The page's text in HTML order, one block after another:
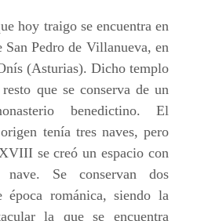
hoy traigo se encuentra en
San Pedro de Villanueva, en
(Asturias). Dicho templo
que se conserva de un
benedictino. El
tenía tres naves, pero
se creó un espacio con
Se conservan dos
época románica, siendo la
la que se encuentra